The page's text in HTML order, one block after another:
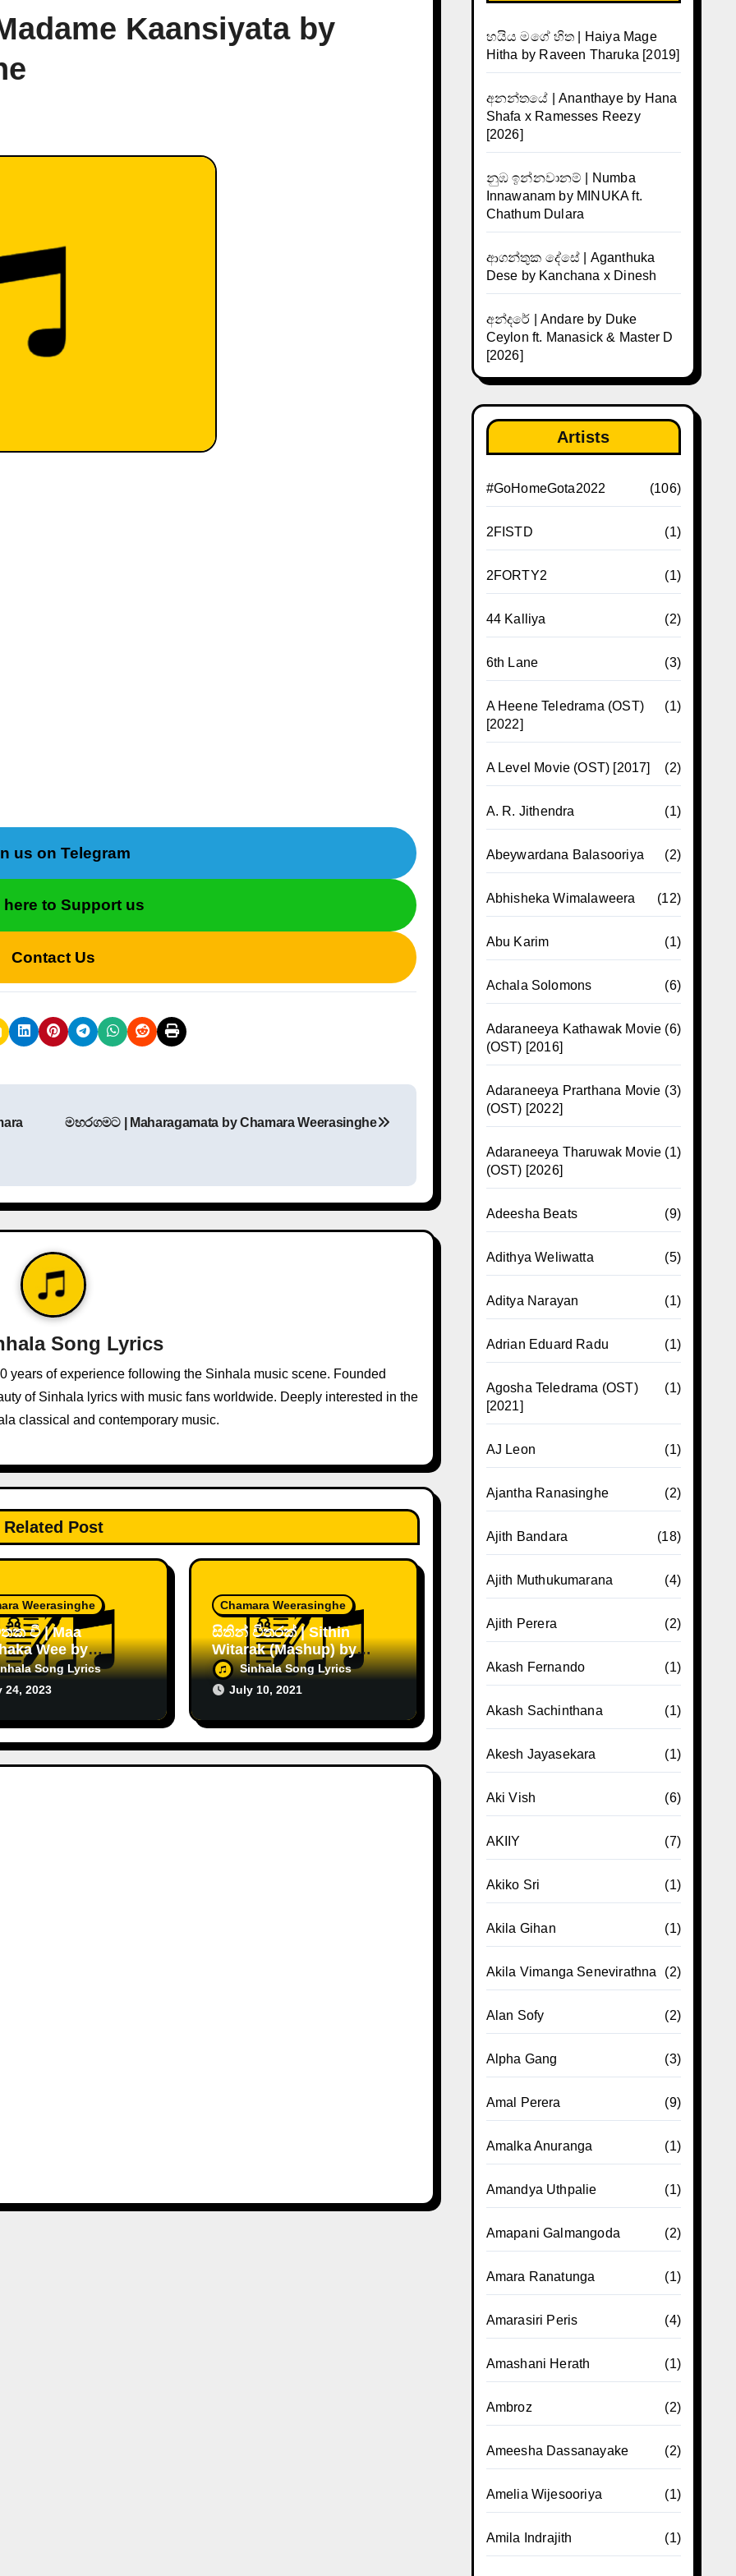
Kaansiyata by
us on Telegram
here to Support us
Contact Us
මහරගමට | Maharagamata by Chamara Weerasinghe
Song Lyrics
years of experience following the Sinhala music scene. Founded
of Sinhala lyrics with music fans worldwide. Deeply interested in the
classical and contemporary music.
Related Post
Weerasinghe
වී | Maa
Wee by
Weerasinghe
Song Lyrics
24, 2023
Chamara Weerasinghe
සිතින් විතරක් | Sithin
Witarak (Mashup) by
Chamara Weerasinghe
Sinhala Song Lyrics
July 10, 2021
හයිය මගේ හිත | Haiya Mage
Hitha by Raveen Tharuka [2019]
අනන්තයේ | Ananthaye by Hana
Shafa x Ramesses Reezy
[2026]
නුඹ ඉන්නවානම් | Numba
Innawanam by MINUKA ft.
Chathum Dulara
ආගන්තුක දේසේ | Aganthuka
Dese by Kanchana x Dinesh
අන්දරේ | Andare by Duke
Ceylon ft. Manasick & Master D
[2026]
Artists
#GoHomeGota2022 (106)
2FISTD (1)
2FORTY2 (1)
44 Kalliya (2)
6th Lane (3)
A Heene Teledrama (OST)
[2022]
(1)
A Level Movie (OST) [2017] (2)
A. R. Jithendra (1)
Abeywardana Balasooriya (2)
Abhisheka Wimalaweera (12)
Abu Karim (1)
Achala Solomons (6)
Adaraneeya Kathawak Movie
(OST) [2016]
(6)
Adaraneeya Prarthana Movie
(OST) [2022]
(3)
Adaraneeya Tharuwak Movie
(OST) [2026]
(1)
Adeesha Beats (9)
Adithya Weliwatta (5)
Aditya Narayan (1)
Adrian Eduard Radu (1)
Agosha Teledrama (OST)
[2021]
(1)
AJ Leon (1)
Ajantha Ranasinghe (2)
Ajith Bandara (18)
Ajith Muthukumarana (4)
Ajith Perera (2)
Akash Fernando (1)
Akash Sachinthana (1)
Akesh Jayasekara (1)
Aki Vish (6)
AKIIY (7)
Akiko Sri (1)
Akila Gihan (1)
Akila Vimanga Senevirathna (2)
Alan Sofy (2)
Alpha Gang (3)
Amal Perera (9)
Amalka Anuranga (1)
Amandya Uthpalie (1)
Amapani Galmangoda (2)
Amara Ranatunga (1)
Amarasiri Peris (4)
Amashani Herath (1)
Ambroz (2)
Ameesha Dassanayake (2)
Amelia Wijesooriya (1)
Amila Indrajith (1)